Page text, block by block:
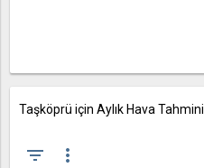
Taşköprü için Aylık Hava Tahmini
filter_list more_vert